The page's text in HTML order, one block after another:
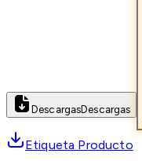
DescargasDescargas
Etiqueta Producto